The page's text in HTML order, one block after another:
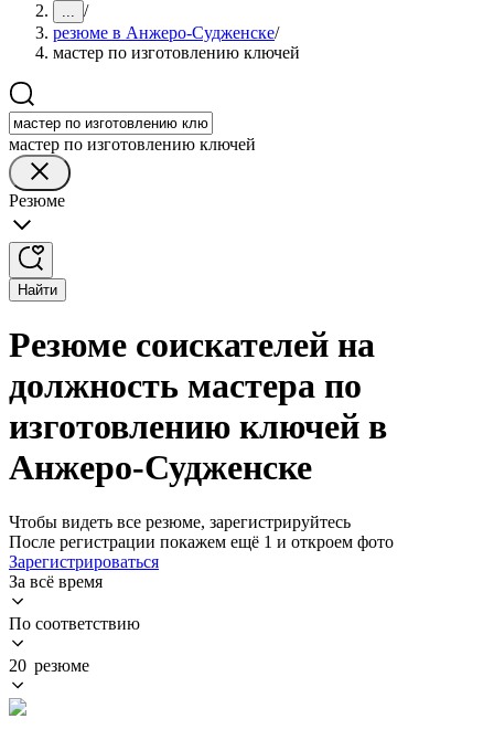
... /
резюме в Анжеро-Судженске/
мастер по изготовлению ключей
мастер по изготовлению ключей
Резюме
Найти
Резюме соискателей на
должность мастера по
изготовлению ключей в
Анжеро-Судженске
Чтобы видеть все резюме, зарегистрируйтесь
После регистрации покажем ещё 1 и откроем фото
Зарегистрироваться
За всё время
По соответствию
20 резюме